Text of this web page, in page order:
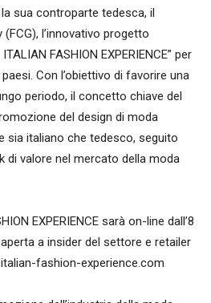
sua controparte tedesca, il
l’innovativo progetto
FASHION EXPERIENCE” per
Con l’obiettivo di favorire una
periodo, il concetto chiave del
del design di moda
sia italiano che tedesco, seguito
di valore nel mercato della moda
EXPERIENCE sarà on-line dall’8
a insider del settore e retailer
fashion-experience.com